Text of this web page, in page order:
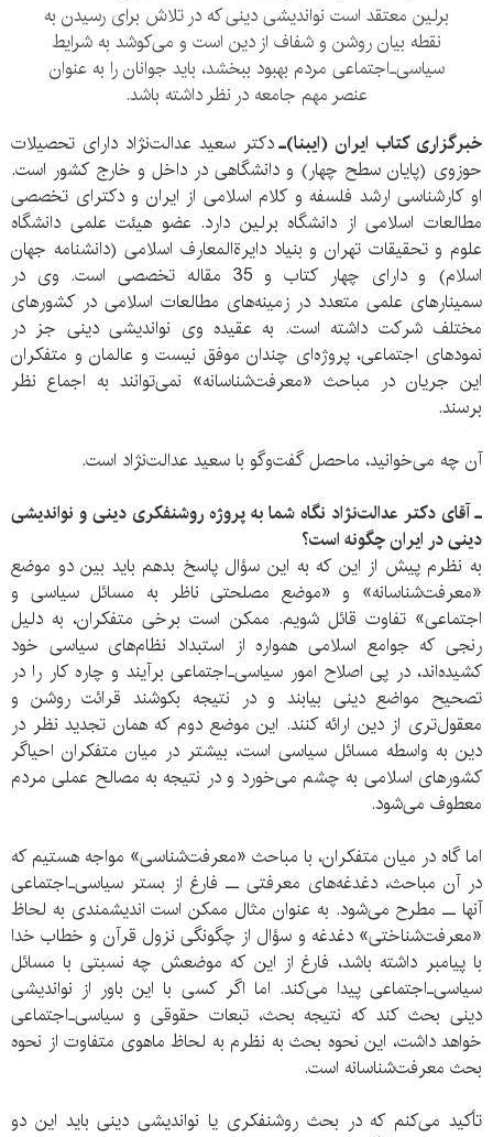
برلین معتقد است نواندیشی دینی که در تلاش برای رسیدن به
نقطه بیان روشن و شفاف از دین است و می‌کوشد به شرایط
سیاسی‌ـ‌اجتماعی مردم بهبود ببخشد، باید جوانان را به عنوان
عنصر مهم جامعه در نظر داشته باشد.
خبرگزاری کتاب ایران (ایبنا)ـدکتر سعید عدالت‌نژاد دارای تحصیلات
حوزوی (پایان سطح چهار) و دانشگاهی در داخل و خارج کشور است.
او کارشناسی ارشد فلسفه و کلام اسلامی از ایران و دکترای تخصصی
مطالعات اسلامی از دانشگاه برلین دارد. عضو هیئت علمی دانشگاه
علوم و تحقیقات تهران و بنیاد دایرةالمعارف اسلامی (دانشنامه جهان
اسلام) و دارای چهار کتاب و 35 مقاله تخصصی است. وی در
سمینارهای علمی متعدد در زمینه‌های مطالعات اسلامی در کشورهای
مختلف شرکت داشته است. به عقیده وی نواندیشی دینی جز در
نمودهای اجتماعی، پروژه‌ای چندان موفق نیست و عالمان و متفکران
این جریان در مباحث «معرفت‌شناسانه» نمی‌توانند به اجماع نظر
برسند.
آن چه می‌خوانید، ماحصل گفت‌و‌گو با سعید عدالت‌نژاد است.
ـ آقای دکتر عدالت‌نژاد نگاه شما به پروژه روشنفکری دینی و نواندیشی
دینی در ایران چگونه است؟
به نظرم پیش از این که به این سؤال پاسخ بدهم باید بین دو موضع
«معرفت‌شناسانه» و «موضع مصلحتی ناظر به مسائل سیاسی و
اجتماعی» تفاوت قائل شویم. ممکن است برخی متفکران، به دلیل
رنجی که جوامع اسلامی همواره از استبداد نظام‌های سیاسی خود
‌کشیده‌اند، در پی اصلاح امور سیاسی‌ـ‌اجتماعی برآیند و چاره کار را در
تصحیح مواضع دینی بیابند و در نتیجه بکوشند قرائت روشن و
معقول‌تری از دین ارائه کنند. این موضع دوم که همان تجدید نظر در
دین به واسطه مسائل سیاسی است، بیشتر در میان متفکران احیاگر
کشورهای اسلامی به چشم می‌خورد و در نتیجه به مصالح عملی مردم
معطوف می‌شود.
اما گاه در میان متفکران، با مباحث «معرفت‌شناسی» مواجه هستیم که
در آن مباحث، دغدغه‌های معرفتی ــ فارغ از بستر سیاسی‌ـ‌اجتماعی
آنها ــ مطرح می‌شود. به‌ عنوان مثال ممکن است اندیشمندی به لحاظ
«معرفت‌شناختی» دغدغه و سؤال از چگونگی نزول قرآن و خطاب خدا
با پیامبر داشته باشد، فارغ از این که موضعش چه نسبتی با مسائل
سیاسی‌ـ‌اجتماعی پیدا می‌کند. اما اگر کسی با این باور از نواندیشی
دینی بحث کند که نتیجه بحث، تبعات حقوقی و سیاسی‌ـ‌اجتماعی
خواهد داشت، این نحوه بحث به نظرم به لحاظ ماهوی متفاوت از نحوه
بحث معرفت‌شناسانه است.
تأکید می‌کنم که در بحث روشنفکری یا نواندیشی دینی باید این دو